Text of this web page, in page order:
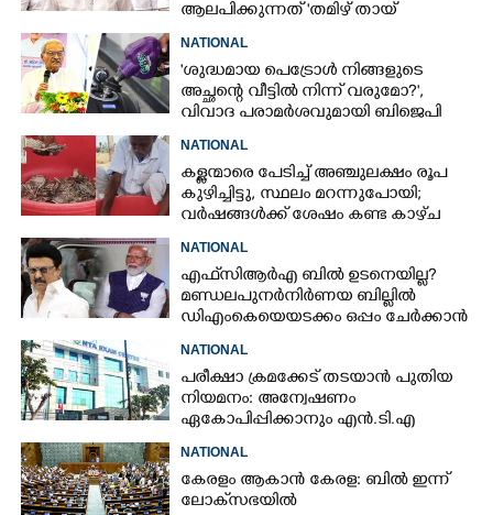
ആലപിക്കുന്നത് 'തമിഴ് തായ്‌
നിയമസഭ
NATIONAL
'ശുദ്ധമായ പെട്രോൾ നിങ്ങളുടെ
അച്ഛന്റെ വീട്ടിൽ നിന്ന് വരുമോ?',
വിവാദ പരാമർശവുമായി ബിജെപി
NATIONAL
കള്ളന്മാരെ പേടിച്ച് അഞ്ചുലക്ഷം രൂപ
കുഴിച്ചിട്ടു, സ്ഥലം മറന്നുപോയി;
വർഷങ്ങൾക്ക് ശേഷം കണ്ട കാഴ്‌ച
NATIONAL
എഫ്‌സിആർഎ ബിൽ ഉടനെയില്ല?
മണ്ഡലപുനർനിർണയ ബില്ലിൽ
ഡിഎംകെയെയടക്കം ഒപ്പം ചേർക്കാൻ
NATIONAL
പരീക്ഷാ ക്രമക്കേട് തടയാൻ പുതിയ
നിയമനം: അന്വേഷണം
ഏകോപിപ്പിക്കാനും എൻ‌.ടി‌.എ
NATIONAL
കേരളം ആകാൻ കേരള: ബിൽ ഇന്ന്
ലോക്‌സഭയിൽ